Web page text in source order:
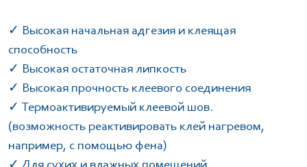
✓ Высокая начальная адгезия и клеящая
способность
✓ Высокая остаточная липкость
✓ Высокая прочность клеевого соединения
✓ Термоактивируемый клеевой шов.
(возможность реактивировать клей нагревом,
например, с помощью фена)